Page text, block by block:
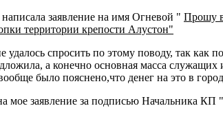
написала заявление на имя Огневой " Прошу
территории крепости Алустон"
спросить по этому поводу, так как
а конечно основная масса
было пояснено,что денег на это в
мое заявление за подписью Начальника